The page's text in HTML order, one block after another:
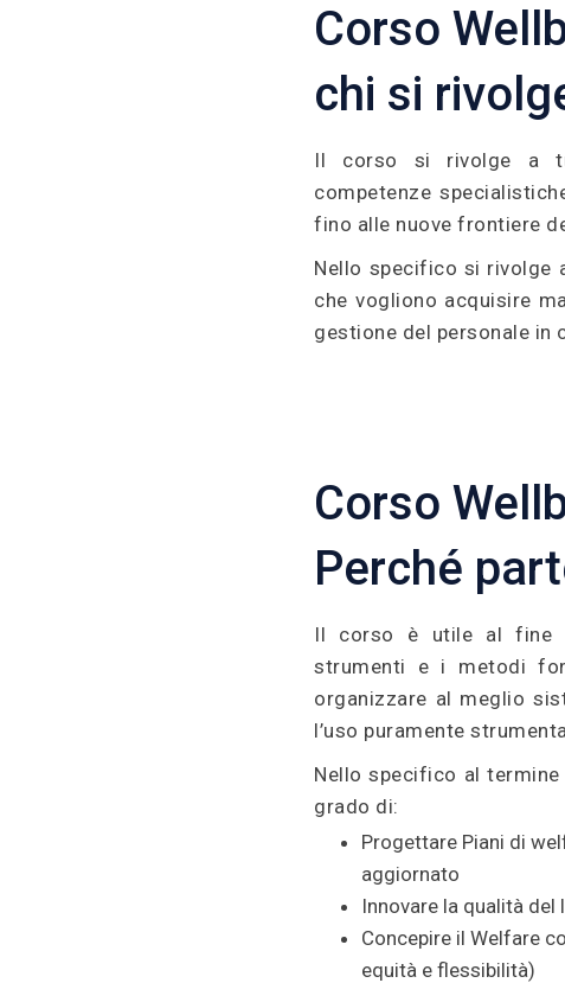
Corso
chi si
Il corso si rivolge a
competenze
fino alle nuove frontiere
Nello specifico si rivolge
che vogliono acquisire
gestione del personale in
Corso
Perché
Il corso è utile al fine
strumenti e i metodi
organizzare al meglio
l’uso puramente
Nello specifico al
grado di:
Progettare Piani di
aggiornato
Innovare la qualità del
Concepire il Welfare
equità e flessibilità)